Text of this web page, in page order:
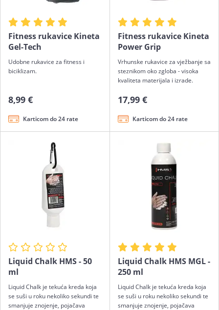
Fitness rukavice Kineta
Gel-Tech
Udobne rukavice za fitness i
biciklizam.
8,99 €
Karticom do 24 rate
Fitness rukavice Kineta
Power Grip
Vrhunske rukavice za vježbanje sa
steznikom oko zgloba - visoka
kvaliteta materijala i izrade.
17,99 €
Karticom do 24 rate
Liquid Chalk HMS - 50
ml
Liquid Chalk je tekuća kreda koja
se suši u roku nekoliko sekundi te
smanjuje znojenje, pojačava
Liquid Chalk HMS MGL -
250 ml
Liquid Chalk je tekuća kreda koja
se suši u roku nekoliko sekundi te
smanjuje znojenje, pojačava